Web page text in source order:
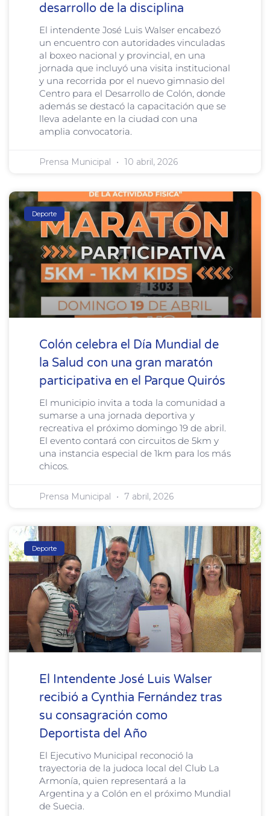
desarrollo de la disciplina
El intendente José Luis Walser encabezó
un encuentro con autoridades vinculadas
al boxeo nacional y provincial, en una
jornada que incluyó una visita institucional
y una recorrida por el nuevo gimnasio del
Centro para el Desarrollo de Colón, donde
además se destacó la capacitación que se
lleva adelante en la ciudad con una
amplia convocatoria.
Prensa Municipal 10 abril, 2026
Deporte
Colón celebra el Día Mundial de
la Salud con una gran maratón
participativa en el Parque Quirós
El municipio invita a toda la comunidad a
sumarse a una jornada deportiva y
recreativa el próximo domingo 19 de abril.
El evento contará con circuitos de 5km y
una instancia especial de 1km para los más
chicos.
Prensa Municipal 7 abril, 2026
Deporte
El Intendente José Luis Walser
recibió a Cynthia Fernández tras
su consagración como
Deportista del Año
El Ejecutivo Municipal reconoció la
trayectoria de la judoca local del Club La
Armonía, quien representará a la
Argentina y a Colón en el próximo Mundial
de Suecia.